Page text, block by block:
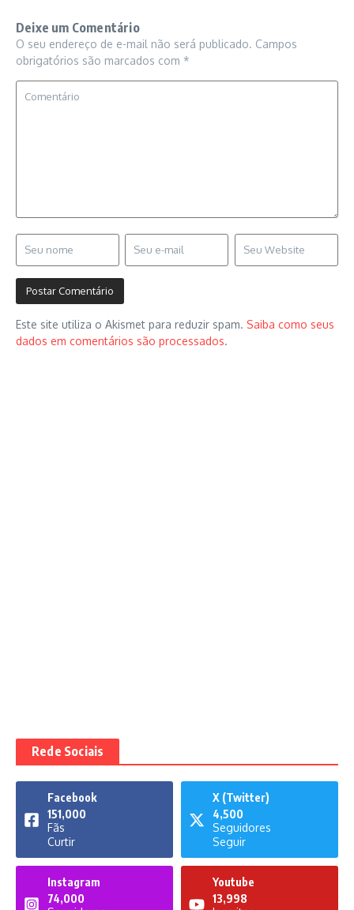
Deixe um Comentário
O seu endereço de e-mail não será publicado. Campos
obrigatórios são marcados com *
Este site utiliza o Akismet para reduzir spam. Saiba como seus
dados em comentários são processados.
Rede Sociais
Facebook
151,000
Fãs
Curtir
X (Twitter)
4,500
Seguidores
Seguir
Instagram
74,000
Youtube
13,998